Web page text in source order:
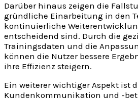
Darüber hinaus zeigen die
gründliche Einarbeitung in den
kontinuierliche
entscheidend sind. Durch die
Trainingsdaten und die
können die Nutzer bessere
ihre Effizienz steigern.
Ein weiterer wichtiger Aspekt ist
Kundenkommunikation und -